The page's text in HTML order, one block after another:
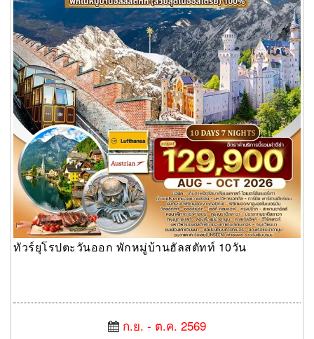
ทัวร์ยุโรปตะวันออก พักหมู่บ้านฮัลสตัทท์ 10วัน
ก.ย. - ต.ค. 2569